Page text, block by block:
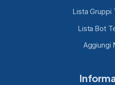
Lista Gruppi
Lista Bot
Aggiungi